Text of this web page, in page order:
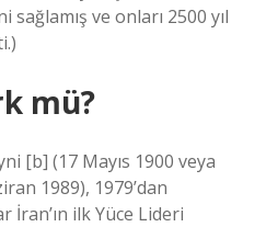
ve onları 2500 yıl
mü?
[b] (17 Mayıs 1900 veya
1989), 1979’dan
İran’ın ilk Yüce Lideri